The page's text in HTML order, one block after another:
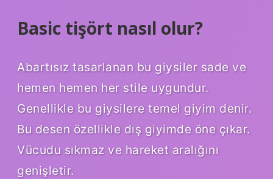
Basic tişört nasıl olur?
Abartısız tasarlanan bu giysiler sade ve
hemen hemen her stile uygundur.
Genellikle bu giysilere temel giyim denir.
Bu desen özellikle dış giyimde öne çıkar.
Vücudu sıkmaz ve hareket aralığını
genişletir.